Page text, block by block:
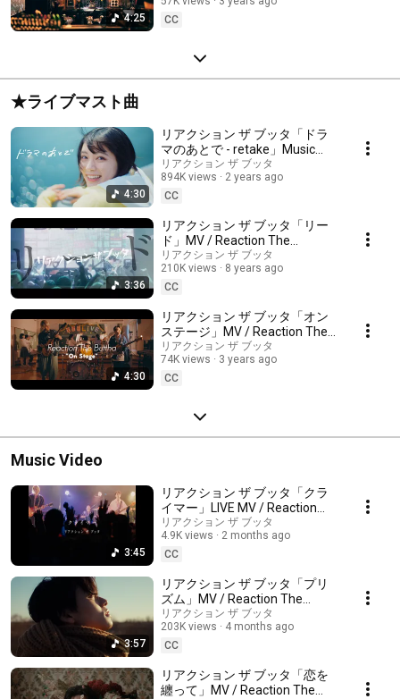
4:25
CC
★ライブマスト曲
4:30
リアクション ザ ブッタ「ドラ
マのあとで - retake」Music
Video
リアクション ザ ブッタ
894K views
2 years ago
CC
3:36
リアクション ザ ブッタ「リー
ド」MV / Reaction The
Buttha「Lead」MV
リアクション ザ ブッタ
210K views
8 years ago
CC
4:30
リアクション ザ ブッタ「オン
ステージ」MV / Reaction The
Buttha - On Stage
リアクション ザ ブッタ
74K views
3 years ago
CC
Music Video
3:45
リアクション ザ ブッタ「クラ
イマー」LIVE MV / Reaction
The Buttha - Climber
リアクション ザ ブッタ
4.9K views
2 months ago
CC
3:57
リアクション ザ ブッタ「プリ
ズム」MV / Reaction The
Buttha - Prizm
リアクション ザ ブッタ
203K views
4 months ago
CC
リアクション ザ ブッタ「恋を
纏って」MV / Reaction The